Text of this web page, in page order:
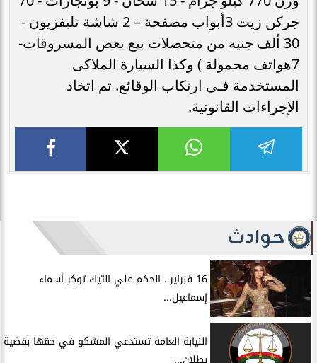
جركن زيت 3أبواب مصفحة – 2 شاشة تليفزيون -
30 ألف جنيه من متحصلات بيع بعض المسروقات-
7هواتف محمولة ) وكذا السيارة الملاكى
المستخدمة فـى ارتكاب الوقائع. تم اتخاذ
الإجراءات القانونية.
حوادث
16 فبراير.. الحكم علي التيك توكر أسماء
إسماعيل...
النيابة العامة تستدعي المشكو في حقها بقضية